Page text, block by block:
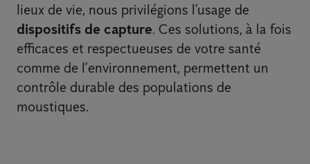
lieux de vie, nous privilégions l’usage de
dispositifs de capture. Ces solutions, à la fois
efficaces et respectueuses de votre santé
comme de l’environnement, permettent un
contrôle durable des populations de
moustiques.